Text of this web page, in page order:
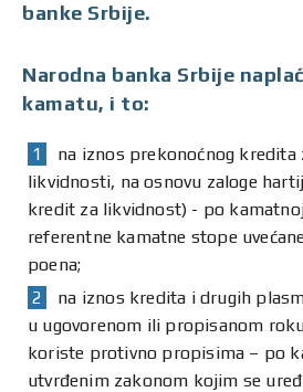
banke Srbije.
Narodna banka Srbije
kamatu, i to:
na iznos prekonoćnog kredita
likvidnosti, na osnovu zaloge
kredit za likvidnost) - po
referentne kamatne stope
poena;
na iznos kredita i drugih
u ugovorenom ili propisanom
koriste protivno propisima – po
utvrđenim zakonom kojim se